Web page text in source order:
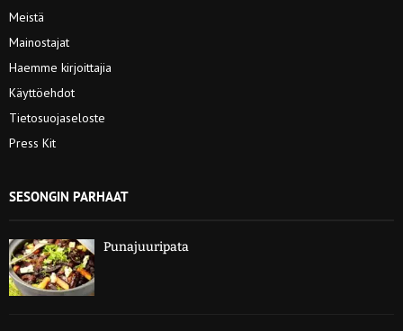
Meistä
Mainostajat
Haemme kirjoittajia
Käyttöehdot
Tietosuojaseloste
Press Kit
SESONGIN PARHAAT
Punajuuripata